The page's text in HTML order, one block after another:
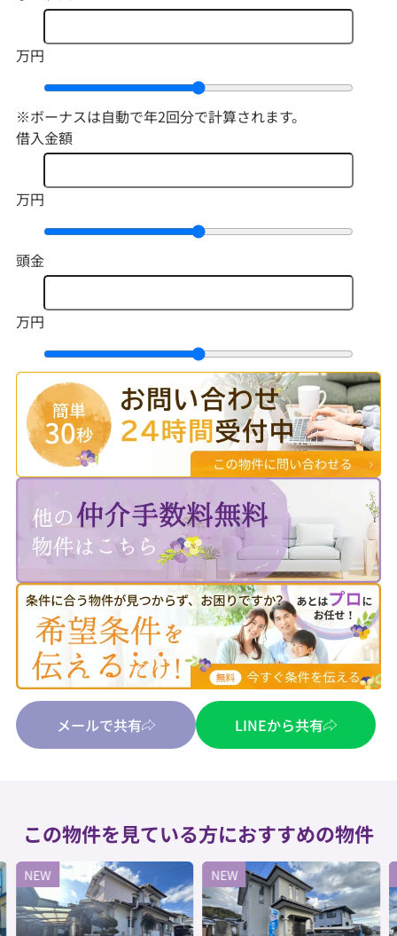
万円
※ボーナスは自動で年2回分で計算されます。
借入金額
万円
頭金
万円
メールで共有 LINEから共有
この物件を見ている方におすすめの物件
NEW NEW